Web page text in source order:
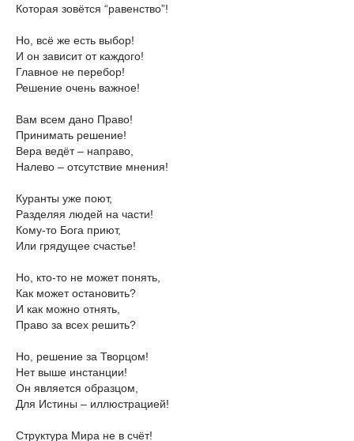
Которая зовётся “равенство”!
Но, всё же есть выбор!
И он зависит от каждого!
Главное не перебор!
Решение очень важное!
Вам всем дано Право!
Принимать решение!
Вера ведёт – направо,
Налево – отсутствие мнения!
Куранты уже поют,
Разделяя людей на части!
Кому-то Бога приют,
Или грядущее счастье!
Но, кто-то не может понять,
Как может остановить?
И как можно отнять,
Право за всех решить?
Но, решение за Творцом!
Нет выше инстанции!
Он является образцом,
Для Истины – иллюстрацией!
Структура Мира не в счёт!